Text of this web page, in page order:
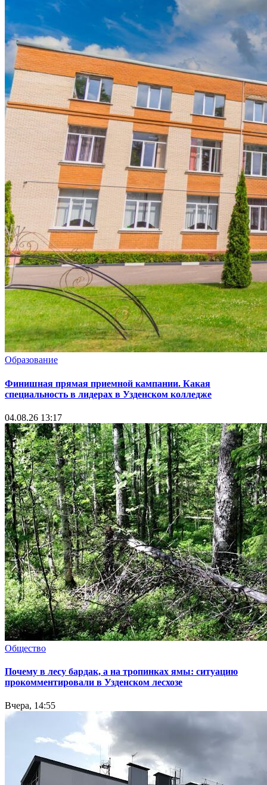
Образование
Финишная прямая приемной кампании. Какая
специальность в лидерах в Узденском колледже
04.08.26 13:17
Общество
Почему в лесу бардак, а на тропинках ямы: ситуацию
прокомментировали в Узденском лесхозе
Вчера, 14:55